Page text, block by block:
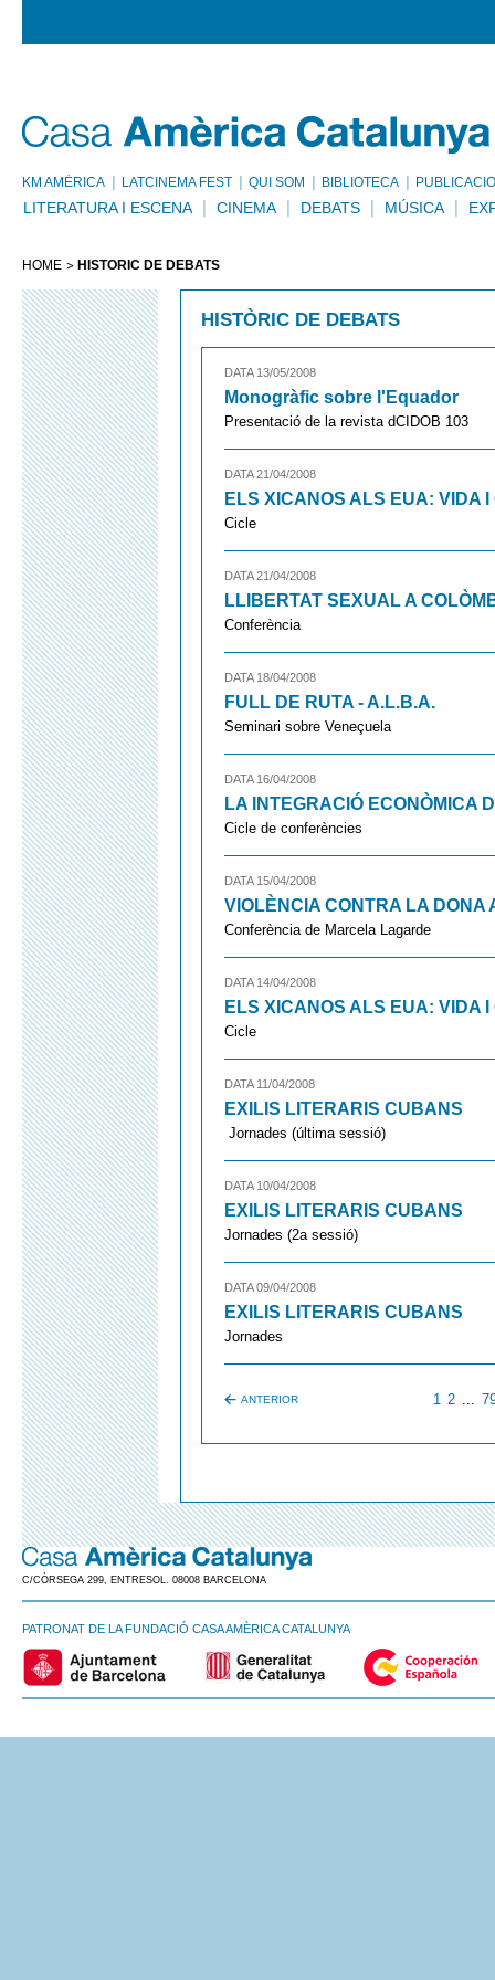
KM AMÈRICA LATCINEMA FEST QUI SOM BIBLIOTECA
LITERATURA I ESCENA CINEMA DEBATS MÚSICA
HOME HISTÒRIC DE DEBATS
HISTÒRIC DE DEBATS
DATA 13/05/2008
Monogràfic sobre l'Equador
Presentació de la revista dCIDOB 103
DATA 21/04/2008
ELS XICANOS ALS EUA: VIDA
Cicle
DATA 21/04/2008
LLIBERTAT SEXUAL A
Conferència
DATA 18/04/2008
FULL DE RUTA - A.L.B.A.
Seminari sobre Veneçuela
DATA 16/04/2008
LA INTEGRACIÓ ECONÒMICA
Cicle de conferències
DATA 15/04/2008
VIOLÈNCIA CONTRA LA DONA
Conferència de Marcela Lagarde
DATA 14/04/2008
ELS XICANOS ALS EUA: VIDA
Cicle
DATA 11/04/2008
EXILIS LITERARIS CUBANS
Jornades (última sessió)
DATA 10/04/2008
EXILIS LITERARIS CUBANS
Jornades (2a sessió)
DATA 09/04/2008
EXILIS LITERARIS CUBANS
Jornades
ANTERIOR 1 2 ...
C/CÒRSEGA 299, ENTRESOL. 08008 BARCELONA
PATRONAT DE LA FUNDACIÓ CASA AMÈRICA CATALUNYA